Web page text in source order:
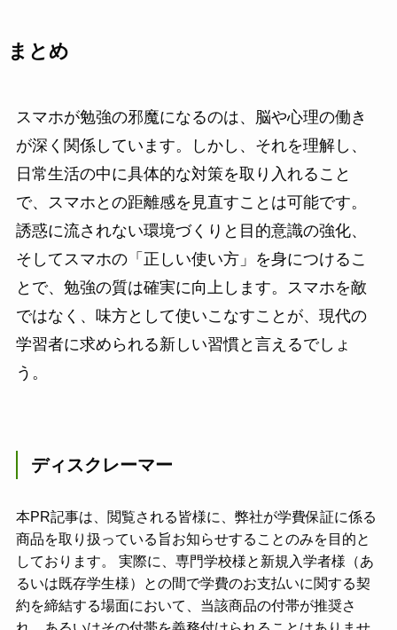
まとめ
スマホが勉強の邪魔になるのは、脳や心理の働き
が深く関係しています。しかし、それを理解し、
日常生活の中に具体的な対策を取り入れること
で、スマホとの距離感を見直すことは可能です。
誘惑に流されない環境づくりと目的意識の強化、
そしてスマホの「正しい使い方」を身につけるこ
とで、勉強の質は確実に向上します。スマホを敵
ではなく、味方として使いこなすことが、現代の
学習者に求められる新しい習慣と言えるでしょ
う。
ディスクレーマー
本PR記事は、閲覧される皆様に、弊社が学費保証に係る
商品を取り扱っている旨お知らせすることのみを目的と
しております。 実際に、専門学校様と新規入学者様（あ
るいは既存学生様）との間で学費のお支払いに関する契
約を締結する場面において、当該商品の付帯が推奨さ